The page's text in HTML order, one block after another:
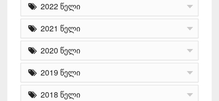
2022 წელი
2021 წელი
2020 წელი
2019 წელი
2018 წელი